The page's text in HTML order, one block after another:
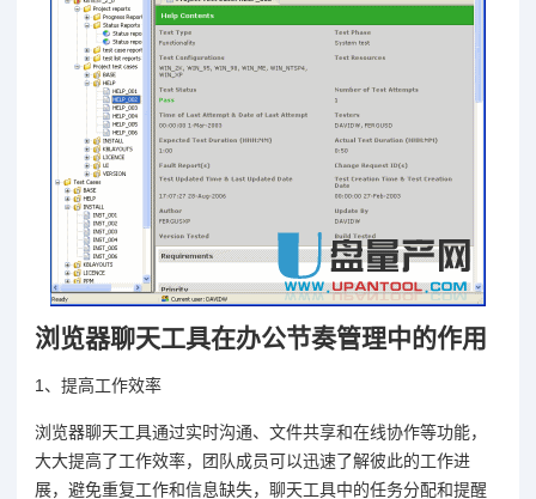
浏览器聊天工具在办公节奏管理中的作用
1、提高工作效率
浏览器聊天工具通过实时沟通、文件共享和在线协作等功能，
大大提高了工作效率，团队成员可以迅速了解彼此的工作进
展，避免重复工作和信息缺失，聊天工具中的任务分配和提醒